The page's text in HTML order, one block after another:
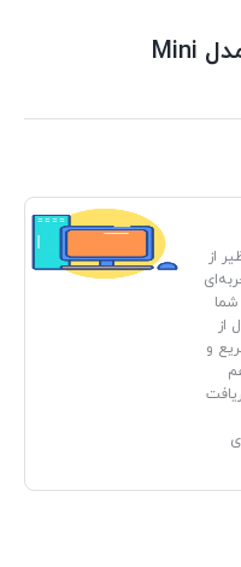
از
از
و